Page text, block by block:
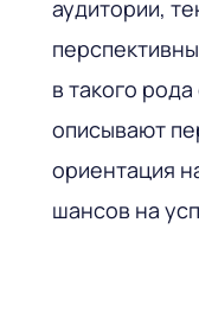
аудитории,
в такого
описывают
ориентация
шансов на